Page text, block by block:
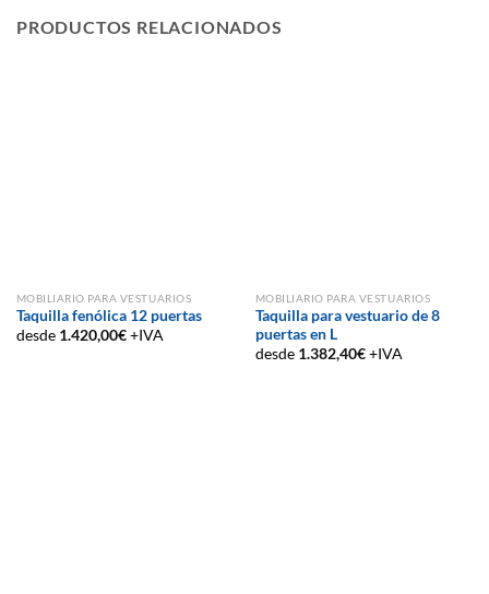
PRODUCTOS RELACIONADOS
MOBILIARIO PARA VESTUARIOS
Taquilla fenólica 12 puertas
desde 1.420,00€+IVA
MOBILIARIO PARA VESTUARIOS
Taquilla para vestuario de 8
puertas en L
desde 1.382,40€+IVA